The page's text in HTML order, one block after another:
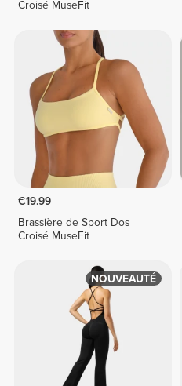
Croisé MuseFit
€19.99
Brassière de Sport Dos
Croisé MuseFit
NOUVEAUTÉ